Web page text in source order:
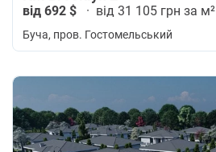
від 692 $ · від 31 105 грн за м²
Буча, пров. Гостомельський